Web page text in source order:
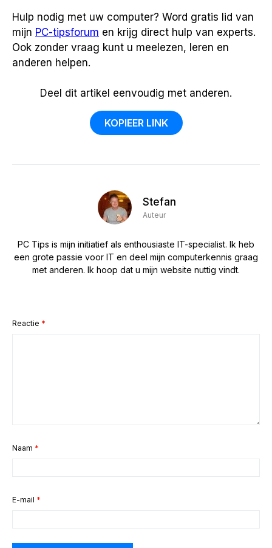
Hulp nodig met uw computer? Word gratis lid van
mijn PC-tipsforum en krijg direct hulp van experts.
Ook zonder vraag kunt u meelezen, leren en
anderen helpen.
Deel dit artikel eenvoudig met anderen.
KOPIEER LINK
Stefan
Auteur
PC Tips is mijn initiatief als enthousiaste IT-specialist. Ik heb
een grote passie voor IT en deel mijn computerkennis graag
met anderen. Ik hoop dat u mijn website nuttig vindt.
Reactie *
Naam *
E-mail *